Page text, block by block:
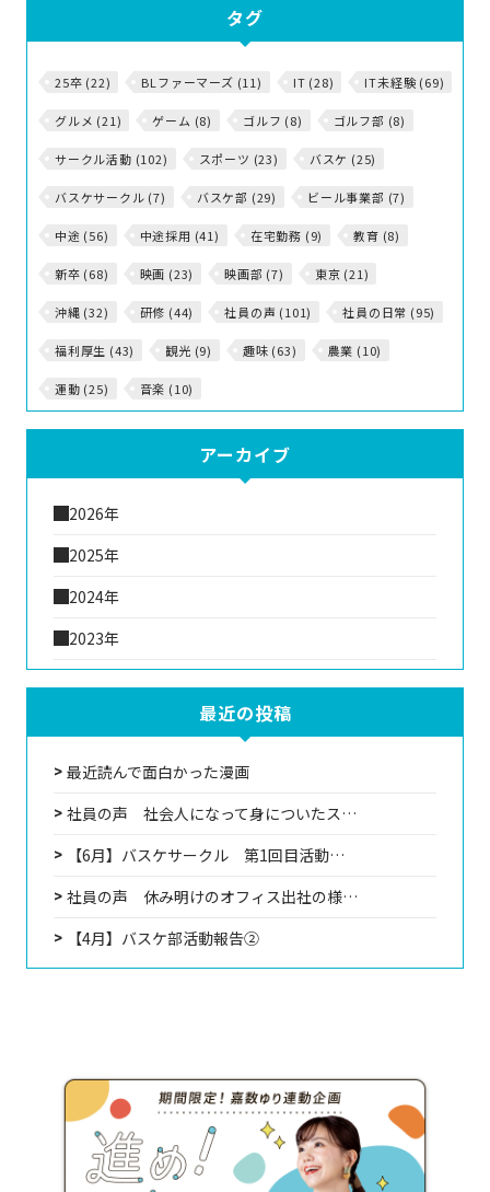
タグ
25卒 (22) BLファーマーズ (11) IT (28) IT未経験 (69)
グルメ (21) ゲーム (8) ゴルフ (8) ゴルフ部 (8)
サークル活動 (102) スポーツ (23) バスケ (25)
バスケサークル (7) バスケ部 (29) ビール事業部 (7)
中途 (56) 中途採用 (41) 在宅勤務 (9) 教育 (8)
新卒 (68) 映画 (23) 映画部 (7) 東京 (21)
沖縄 (32) 研修 (44) 社員の声 (101) 社員の日常 (95)
福利厚生 (43) 観光 (9) 趣味 (63) 農業 (10)
運動 (25) 音楽 (10)
アーカイブ
2026年
2025年
2024年
2023年
最近の投稿
最近読んで面白かった漫画
社員の声 社会人になって身についたス…
【6月】バスケサークル 第1回目活動…
社員の声 休み明けのオフィス出社の様…
【4月】バスケ部活動報告②